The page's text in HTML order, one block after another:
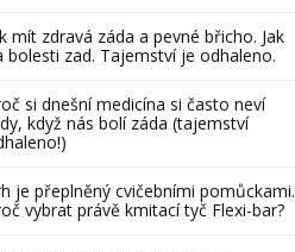
mít zdravá záda a pevné břicho. Jak
bolesti zad. Tajemství je odhaleno.
si dnešní medicína si často neví
když nás bolí záda (tajemství
je přeplněný cvičebními pomůckami.
vybrat právě kmitací tyč Flexi-bar?